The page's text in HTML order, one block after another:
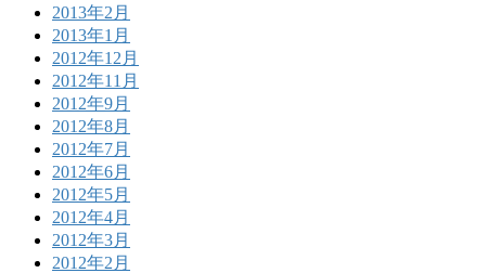
2013年2月
2013年1月
2012年12月
2012年11月
2012年9月
2012年8月
2012年7月
2012年6月
2012年5月
2012年4月
2012年3月
2012年2月